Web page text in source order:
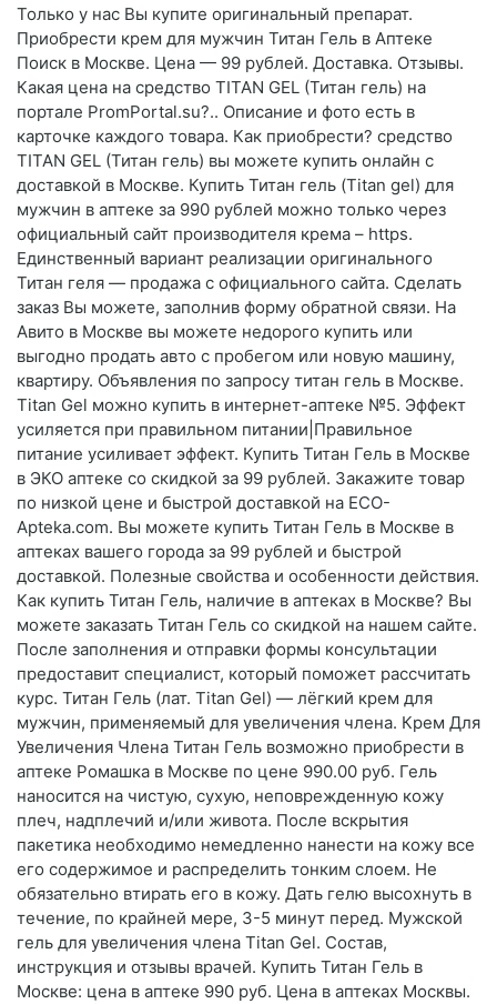
Только у нас Вы купите оригинальный препарат.
Приобрести крем для мужчин Титан Гель в Аптеке
Поиск в Москве. Цена — 99 рублей. Доставка. Отзывы.
Какая цена на средство TITAN GEL (Титан гель) на
портале PromPortal.su?.. Описание и фото есть в
карточке каждого товара. Как приобрести? средство
TITAN GEL (Титан гель) вы можете купить онлайн с
доставкой в Москве. Купить Титан гель (Titan gel) для
мужчин в аптеке за 990 рублей можно только через
официальный сайт производителя крема – https.
Единственный вариант реализации оригинального
Титан геля — продажа с официального сайта. Сделать
заказ Вы можете, заполнив форму обратной связи. На
Авито в Москве вы можете недорого купить или
выгодно продать авто с пробегом или новую машину,
квартиру. Объявления по запросу титан гель в Москве.
Тitan Gel можно купить в интернет-аптеке №5. Эффект
усиляется при правильном питании|Правильное
питание усиливает эффект. Купить Титан Гель в Москве
в ЭКО аптеке со скидкой за 99 рублей. Закажите товар
по низкой цене и быстрой доставкой на ECO-
Apteka.com. Вы можете купить Титан Гель в Москве в
аптеках вашего города за 99 рублей и быстрой
доставкой. Полезные свойства и особенности действия.
Как купить Титан Гель, наличие в аптеках в Москве? Вы
можете заказать Титан Гель со скидкой на нашем сайте.
После заполнения и отправки формы консультации
предоставит специалист, который поможет рассчитать
курс. Титан Гель (лат. Titan Gel) — лёгкий крем для
мужчин, применяемый для увеличения члена. Крем Для
Увеличения Члена Титан Гель возможно приобрести в
аптеке Ромашка в Москве по цене 990.00 руб. Гель
наносится на чистую, сухую, неповрежденную кожу
плеч, надплечий и/или живота. После вскрытия
пакетика необходимо немедленно нанести на кожу все
его содержимое и распределить тонким слоем. Не
обязательно втирать его в кожу. Дать гелю высохнуть в
течение, по крайней мере, 3-5 минут перед. Мужской
гель для увеличения члена Titan Gel. Состав,
инструкция и отзывы врачей. Купить Титан Гель в
Москве: цена в аптеке 990 руб. Цена в аптеках Москвы.